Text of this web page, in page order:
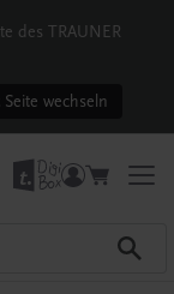
des TRAUNER
Seite wechseln